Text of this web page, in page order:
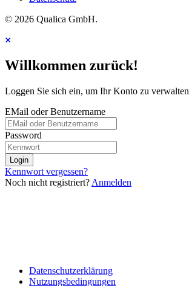
© 2026 Qualica GmbH.
Willkommen zurück!
Loggen Sie sich ein, um Ihr Konto zu verwalten
EMail oder Benutzername
Password
Login
Kennwort vergessen?
Noch nicht registriert? Anmelden
Datenschutzerklärung
Nutzungsbedingungen